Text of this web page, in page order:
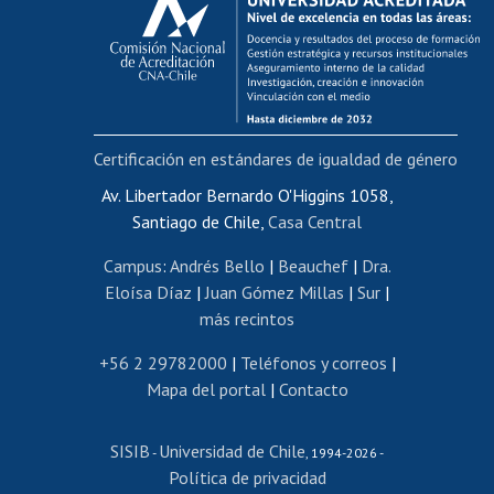
Postulación al AUCAI
Funcionarias/os
Cursos internos de capacitación
Bienestar del personal
Portal de movilidad interna
Certificado de renta
Certificado de renta honorarios
Editar páginas blancas
Extranjeras/os
Revalidación y reconocimiento de títulos
Postulación al Programa de Movilidad Estudiantil
Cursos de español
Av. Libertador Bernardo O'Higgins 1058,
Santiago de Chile, Casa Central
Campus: Andrés Bello | Beauchef| Dra.
Eloísa Díaz |Juan Gómez Millas | Sur |
más recintos
+56 2 29782000 | Teléfonos y correos |
Mapa del portal| Contacto
SISIB - Universidad de Chile, 1994-2026 -
Política de privacidad
Certificación en estándares de igualdad de género